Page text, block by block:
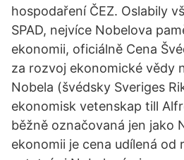
hospodaření ČEZ. Oslabily
SPAD, nejvíce Nobelova
ekonomii, oficiálně Cena
za rozvoj ekonomické vědy
Nobela (švédsky Sveriges
ekonomisk vetenskap till
běžně označovaná jen jako
ekonomii je cena udílená od